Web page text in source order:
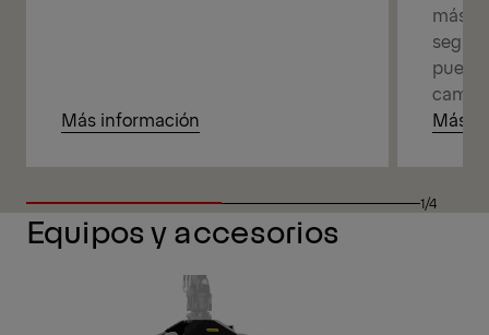
Más información
más
Más
1/4
Equipos y accesorios